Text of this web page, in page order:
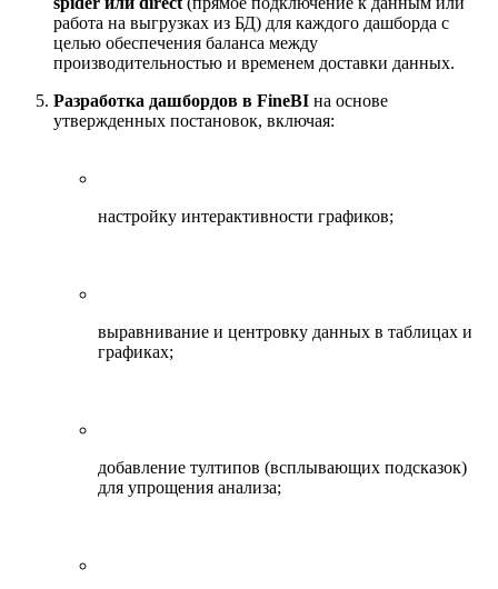
работа на выгрузках из БД) для каждого дашборда с
целью обеспечения баланса между
производительностью и временем доставки данных.
Разработка дашбордов в FineBI на основе
утвержденных постановок, включая:
настройку интерактивности графиков;
выравнивание и центровку данных в таблицах и
графиках;
добавление тултипов (всплывающих подсказок)
для упрощения анализа;